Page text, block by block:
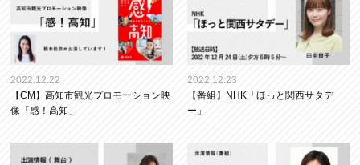
2022.12.22
【CM】高知市観光プロモーション映
像「感！高知」
2022.12.23
【番組】NHK「ほっと関西サタデ
ー」